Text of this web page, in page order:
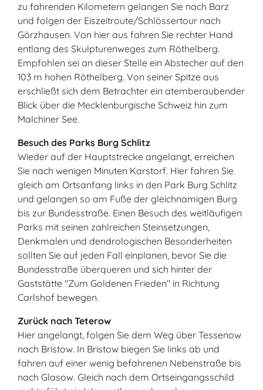
zu fahrenden Kilometern gelangen Sie nach Barz
und folgen der Eiszeitroute/Schlössertour nach
Görzhausen. Von hier aus fahren Sie rechter Hand
entlang des Skulpturenweges zum Röthelberg.
Empfohlen sei an dieser Stelle ein Abstecher auf den
103 m hohen Röthelberg. Von seiner Spitze aus
erschließt sich dem Betrachter ein atemberaubender
Blick über die Mecklenburgische Schweiz hin zum
Malchiner See.
Besuch des Parks Burg Schlitz
Wieder auf der Hauptstrecke angelangt, erreichen
Sie nach wenigen Minuten Karstorf. Hier fahren Sie
gleich am Ortsanfang links in den Park Burg Schlitz
und gelangen so am Fuße der gleichnamigen Burg
bis zur Bundesstraße. Einen Besuch des weitläufigen
Parks mit seinen zahlreichen Steinsetzungen,
Denkmalen und dendrologischen Besonderheiten
sollten Sie auf jeden Fall einplanen, bevor Sie die
Bundesstraße überqueren und sich hinter der
Gaststätte "Zum Goldenen Frieden" in Richtung
Carlshof bewegen.
Zurück nach Teterow
Hier angelangt, folgen Sie dem Weg über Tessenow
nach Bristow. In Bristow biegen Sie links ab und
fahren auf einer wenig befahrenen Nebenstraße bis
nach Glasow. Gleich nach dem Ortseingangsschild